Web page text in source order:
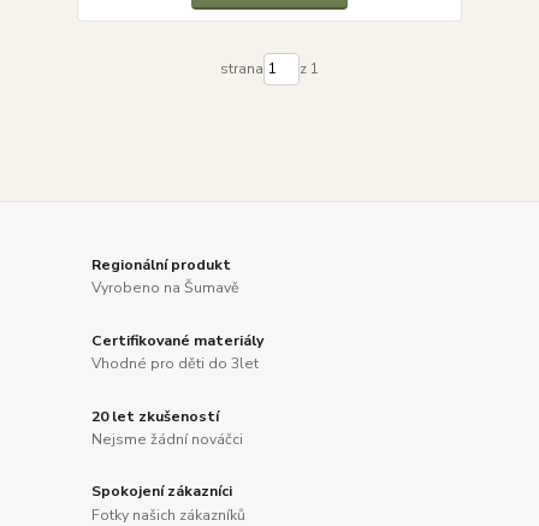
strana z 1
Regionální produkt
Vyrobeno na Šumavě
Certifikované materiály
Vhodné pro děti do 3let
20 let zkušeností
Nejsme žádní nováčci
Spokojení zákazníci
Fotky našich zákazníků